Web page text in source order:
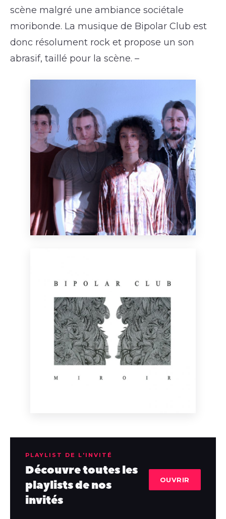
scène malgré une ambiance sociétale
moribonde. La musique de Bipolar Club est
donc résolument rock et propose un son
abrasif, taillé pour la scène. –
PLAYLIST DE L'INVITÉ
Découvre toutes les
playlists de nos
invités
OUVRIR